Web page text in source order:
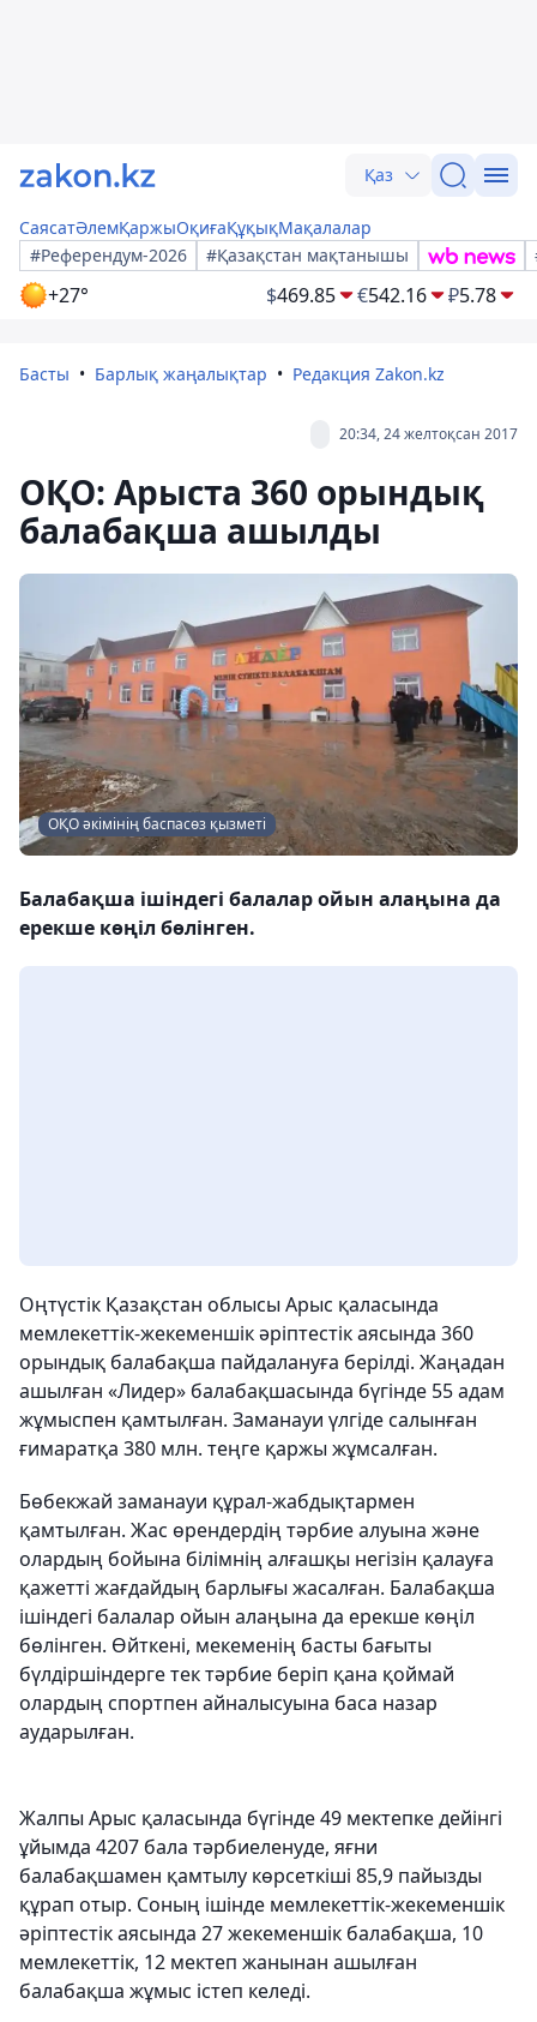
Қаз
СаясатӘлемҚаржыОқиғаҚұқықМақалалар
#Референдум-2026
#Қазақстан мақтанышы
+27° $469.85 €542.16 ₽5.78
Басты Барлық жаңалықтар Редакция Zakon.kz
20:34, 24 желтоқсан 2017
ОҚО: Арыста 360 орындық
балабақша ашылды
ОҚО әкімінің баспасөз қызметі
Балабақша ішіндегі балалар ойын алаңына да
ерекше көңіл бөлінген.
Оңтүстік Қазақстан облысы Арыс қаласында
мемлекеттік-жекеменшік әріптестік аясында 360
орындық балабақша пайдалануға берілді. Жаңадан
ашылған «Лидер» балабақшасында бүгінде 55 адам
жұмыспен қамтылған. Заманауи үлгіде салынған
ғимаратқа 380 млн. теңге қаржы жұмсалған.
Бөбекжай заманауи құрал-жабдықтармен
қамтылған. Жас өрендердің тәрбие алуына және
олардың бойына білімнің алғашқы негізін қалауға
қажетті жағдайдың барлығы жасалған. Балабақша
ішіндегі балалар ойын алаңына да ерекше көңіл
бөлінген. Өйткені, мекеменің басты бағыты
бүлдіршіндерге тек тәрбие беріп қана қоймай
олардың спортпен айналысуына баса назар
аударылған.
Жалпы Арыс қаласында бүгінде 49 мектепке дейінгі
ұйымда 4207 бала тәрбиеленуде, яғни
балабақшамен қамтылу көрсеткіші 85,9 пайызды
құрап отыр. Соның ішінде мемлекеттік-жекеменшік
әріптестік аясында 27 жекеменшік балабақша, 10
мемлекеттік, 12 мектеп жанынан ашылған
балабақша жұмыс істеп келеді.